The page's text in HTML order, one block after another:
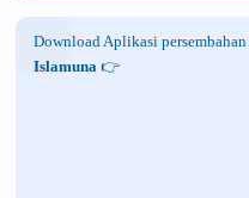
Download Aplikasi persembahan
Islamuna 👉